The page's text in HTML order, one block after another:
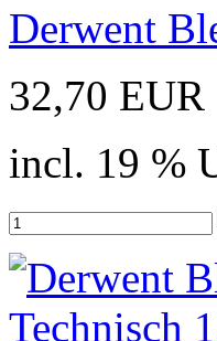
Derwent
32,70 EUR
incl. 19 %